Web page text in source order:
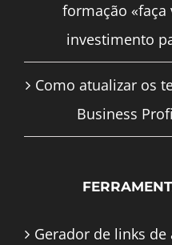
formação «faça
investimento
Como atualizar os
Business
Gerador de links de